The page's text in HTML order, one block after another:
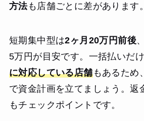
方法も店舗ごとに差があります。
短期集中型は2ヶ月20万円前後
5万円が目安です。一括払いだ
に対応している店舗もあるため
で資金計画を立てましょう。返
もチェックポイントです。